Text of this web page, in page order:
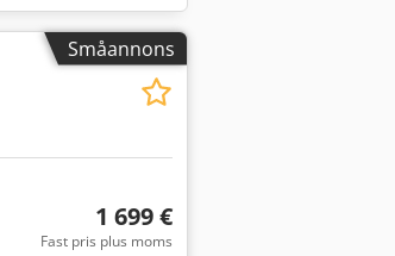
Småannons
1 699 €
Fast pris plus moms